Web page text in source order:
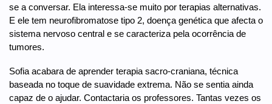
se a conversar. Ela interessa-se muito por terapias alternativas.
E ele tem neurofibromatose tipo 2, doença genética que afecta o
sistema nervoso central e se caracteriza pela ocorrência de
tumores.
Sofia acabara de aprender terapia sacro-craniana, técnica
baseada no toque de suavidade extrema. Não se sentia ainda
capaz de o ajudar. Contactaria os professores. Tantas vezes os